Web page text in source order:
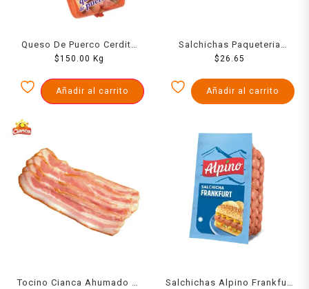
Queso De Puerco Cerdito
1000 Grs
$150.00 Kg
Añadir al carrito
Salchichas Paqueteria
Chimex De Pavo 400 Grs
$ 26.65
Añadir al carrito
Tocino Cianca Ahumado Al
Salchichas Alpino Frankfurt